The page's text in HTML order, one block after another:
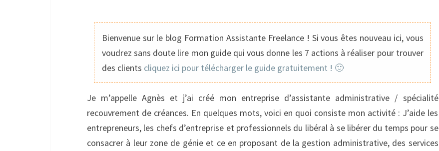
FORMATION
A
CHANGÉ
MA
VIE
!
Bienvenue sur le blog Formation Assistante Freelance ! Si vous êtes nouveau ici, vous
voudrez sans doute lire mon guide qui vous donne les 7 actions à réaliser pour trouver
des clients cliquez ici pour télécharger le guide gratuitement ! 🙂
Je m’appelle Agnès et j’ai créé mon entreprise d’assistante administrative / spécialité
recouvrement de créances. En quelques mots, voici en quoi consiste mon activité : J’aide les
entrepreneurs, les chefs d’entreprise et professionnels du libéral à se libérer du temps pour se
consacrer à leur zone de génie et ce en proposant de la gestion administrative, des services